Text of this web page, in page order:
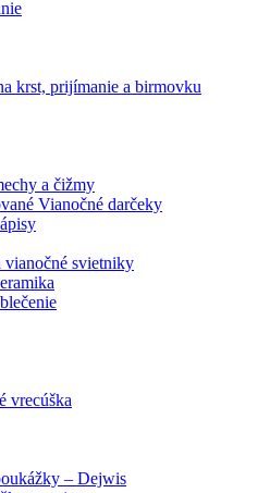
krst, prijímanie a birmovku
a čižmy
Vianočné darčeky
vianočné svietniky
vrecúška
– Dejwis